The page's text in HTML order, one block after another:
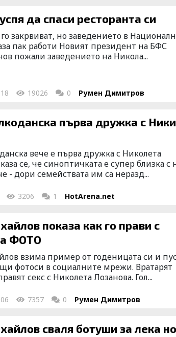
да спаси ресторанта си
закрвиват, но заведението в
пак работи Новият президент на БФС
пожали заведението на Никола...
19026 0 Румен Димитров
първа дружка с
вече е първа дружка с Николета
се, че синоптичката е супер близка с
- дори семействата им са неразд...
3206 1 HotArena.net
как го прави с
ФОТО
взима пример от годеницата си и
фотоси в социалните мрежи. Вратарят
секс с Николета Лозанова. Гол...
7357 0 Румен Димитров
сваля ботуши за лека